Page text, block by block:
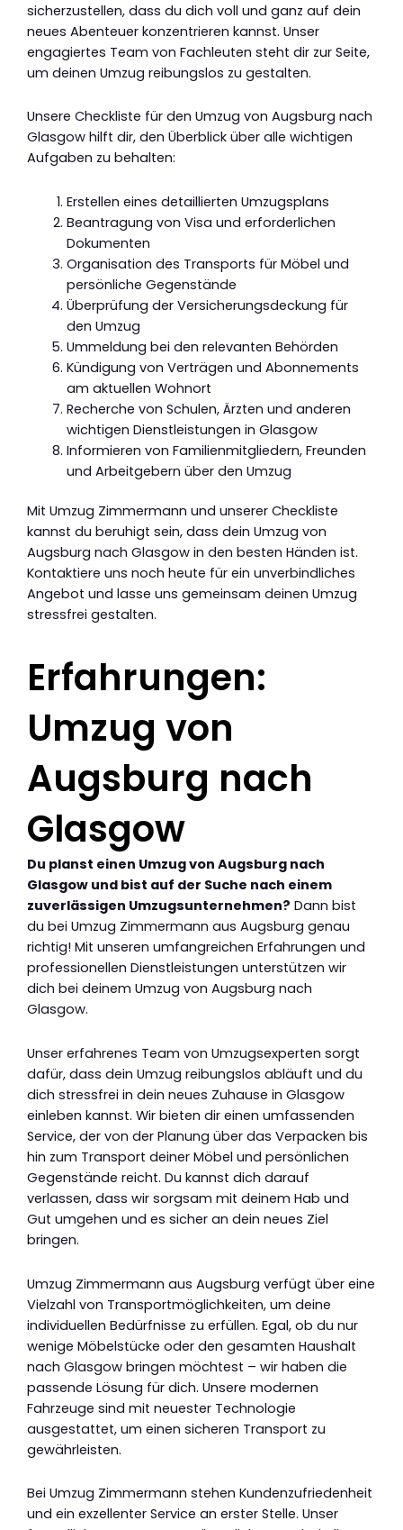
sicherzustellen, dass du dich voll und ganz auf dein
neues Abenteuer konzentrieren kannst. Unser
engagiertes Team von Fachleuten steht dir zur Seite,
um deinen Umzug reibungslos zu gestalten.
Unsere Checkliste für den Umzug von Augsburg nach
Glasgow hilft dir, den Überblick über alle wichtigen
Aufgaben zu behalten:
Erstellen eines detaillierten Umzugsplans
Beantragung von Visa und erforderlichen
Dokumenten
Organisation des Transports für Möbel und
persönliche Gegenstände
Überprüfung der Versicherungsdeckung für
den Umzug
Ummeldung bei den relevanten Behörden
Kündigung von Verträgen und Abonnements
am aktuellen Wohnort
Recherche von Schulen, Ärzten und anderen
wichtigen Dienstleistungen in Glasgow
Informieren von Familienmitgliedern, Freunden
und Arbeitgebern über den Umzug
Mit Umzug Zimmermann und unserer Checkliste
kannst du beruhigt sein, dass dein Umzug von
Augsburg nach Glasgow in den besten Händen ist.
Kontaktiere uns noch heute für ein unverbindliches
Angebot und lasse uns gemeinsam deinen Umzug
stressfrei gestalten.
Erfahrungen:
Umzug von
Augsburg nach
Glasgow
Du planst einen Umzug von Augsburg nach
Glasgow und bist auf der Suche nach einem
zuverlässigen Umzugsunternehmen? Dann bist
du bei Umzug Zimmermann aus Augsburg genau
richtig! Mit unseren umfangreichen Erfahrungen und
professionellen Dienstleistungen unterstützen wir
dich bei deinem Umzug von Augsburg nach
Glasgow.
Unser erfahrenes Team von Umzugsexperten sorgt
dafür, dass dein Umzug reibungslos abläuft und du
dich stressfrei in dein neues Zuhause in Glasgow
einleben kannst. Wir bieten dir einen umfassenden
Service, der von der Planung über das Verpacken bis
hin zum Transport deiner Möbel und persönlichen
Gegenstände reicht. Du kannst dich darauf
verlassen, dass wir sorgsam mit deinem Hab und
Gut umgehen und es sicher an dein neues Ziel
bringen.
Umzug Zimmermann aus Augsburg verfügt über eine
Vielzahl von Transportmöglichkeiten, um deine
individuellen Bedürfnisse zu erfüllen. Egal, ob du nur
wenige Möbelstücke oder den gesamten Haushalt
nach Glasgow bringen möchtest – wir haben die
passende Lösung für dich. Unsere modernen
Fahrzeuge sind mit neuester Technologie
ausgestattet, um einen sicheren Transport zu
gewährleisten.
Bei Umzug Zimmermann stehen Kundenzufriedenheit
und ein exzellenter Service an erster Stelle. Unser